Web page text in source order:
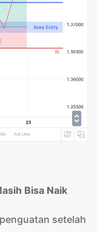
Bisa Naik
setelah